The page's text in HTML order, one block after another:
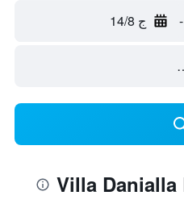
- ج 14/8